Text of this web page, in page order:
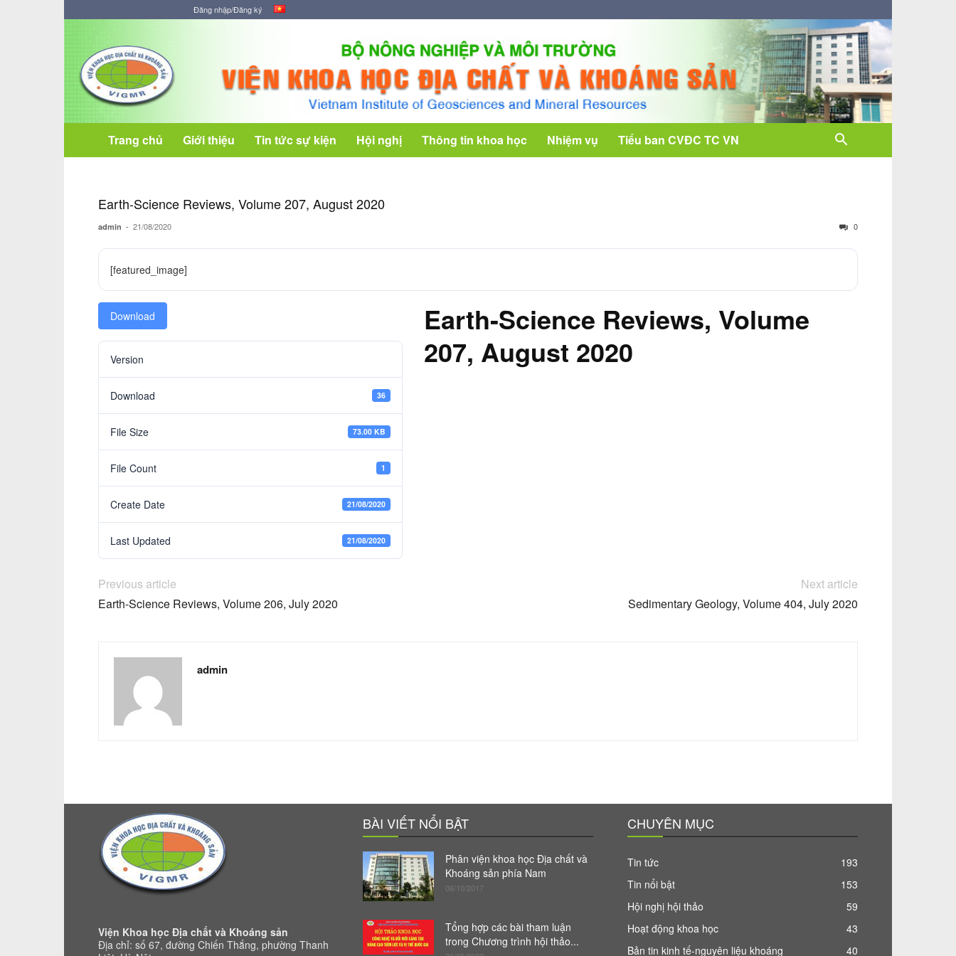
Đăng nhập/Đăng ký
Viện
Khoa
học
Địa
chất
và
Khoáng
sản
Trang chủ Giới thiệu Tin tức sự kiện Hội nghị Thông tin khoa học Nhiệm vụ Tiểu ban CVĐC TC VN
Earth-Science Reviews, Volume 207, August 2020
admin - 21/08/2020 0
[featured_image]
Download
Version
Download 36
File Size 73.00 KB
File Count 1
Create Date 21/08/2020
Last Updated 21/08/2020
Earth-Science Reviews, Volume
207, August 2020
Previous article
Earth-Science Reviews, Volume 206, July 2020
Next article
Sedimentary Geology, Volume 404, July 2020
admin
Viện Khoa học Địa chất và Khoáng sản
Địa chỉ: số 67, đường Chiến Thắng, phường Thanh
BÀI VIẾT NỔI BẬT
Phân viện khoa học Địa chất và
Khoáng sản phía Nam
06/10/2017
Tổng hợp các bài tham luận
trong Chương trình hội thảo...
CHUYÊN MỤC
Tin tức
193
Tin nổi bật
153
Hội nghị hội thảo
59
Hoạt động khoa học
43
Bản tin kinh tế-nguyên liệu khoáng
40